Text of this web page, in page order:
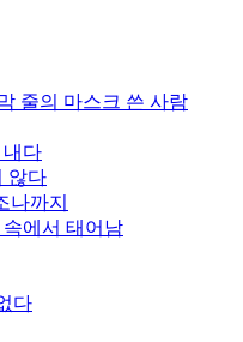
줄의 마스크 쓴 사람
내다
않다
나까지
에서 태어남
다